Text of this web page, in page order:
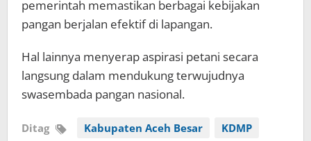
pemerintah memastikan berbagai kebijakan
pangan berjalan efektif di lapangan.
Hal lainnya menyerap aspirasi petani secara
langsung dalam mendukung terwujudnya
swasembada pangan nasional.
Ditag Kabupaten Aceh Besar
KDMP